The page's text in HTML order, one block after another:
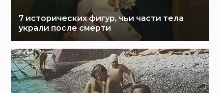
7 исторических фигур, чьи части тела
украли после смерти